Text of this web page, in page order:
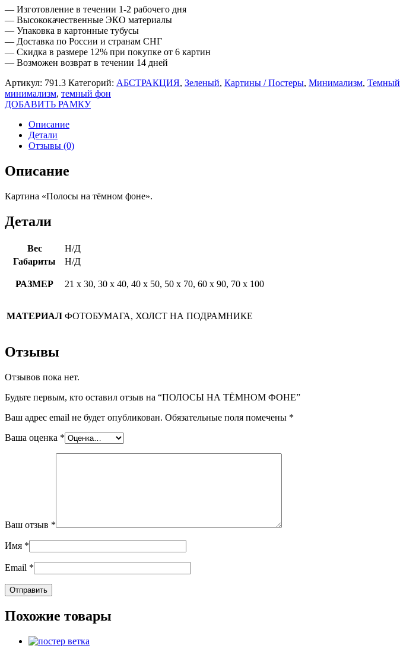
— Изготовление в течении 1-2 рабочего дня
— Высококачественные ЭКО материалы
— Упаковка в картонные тубусы
— Доставка по России и странам СНГ
— Скидка в размере 12% при покупке от 6 картин
— Возможен возврат в течении 14 дней
Артикул: 791.3 Категорий: АБСТРАКЦИЯ, Зеленый, Картины / Постеры, Минимализм, Темный
минимализм, темный фон
ДОБАВИТЬ РАМКУ
Описание
Детали
Отзывы (0)
Описание
Картина «Полосы на тёмном фоне».
Детали
Вес
Н/Д
Габариты
Н/Д
РАЗМЕР 21 х 30, 30 х 40, 40 х 50, 50 х 70, 60 х 90, 70 х 100
МАТЕРИАЛ ФОТОБУМАГА, ХОЛСТ НА ПОДРАМНИКЕ
Отзывы
Отзывов пока нет.
Будьте первым, кто оставил отзыв на “ПОЛОСЫ НА ТЁМНОМ ФОНЕ”
Ваш адрес email не будет опубликован. Обязательные поля помечены *
Ваша оценка *
Ваш отзыв *
Имя *
Email *
Похожие товары